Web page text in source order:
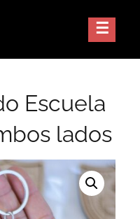
Escuela
lados